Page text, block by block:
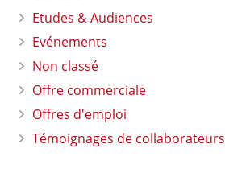
Etudes & Audiences
Evénements
Non classé
Offre commerciale
Offres d'emploi
Témoignages de collaborateurs